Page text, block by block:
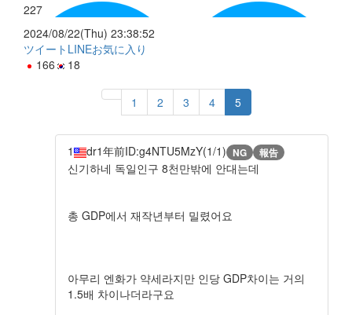
227
2024/08/22(Thu) 23:38:52
ツイート LINEお気に入り
166
18
1 2 3 4 5
1 dr1年前ID:g4NTU5MzY(1/1) NG 報告
신기하네 독일인구 8천만밖에 안대는데
총 GDP에서 재작년부터 밀렸어요
아무리 엔화가 약세라지만 인당 GDP차이는 거의
1.5배 차이나더라구요